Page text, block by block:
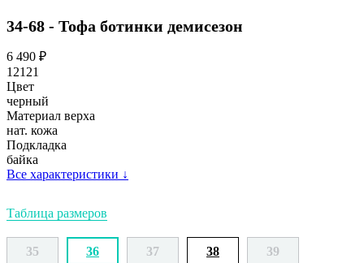
34-68 - Тофа ботинки демисезон
6 490 ₽
12121
Цвет
черный
Материал верха
нат. кожа
Подкладка
байка
Все характеристики ↓
Таблица размеров
35 36 37 38 39